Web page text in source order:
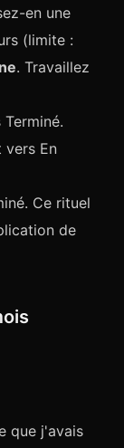
en une
(limite :
. Travaillez
vers En
Ce rituel
de
que j'avais